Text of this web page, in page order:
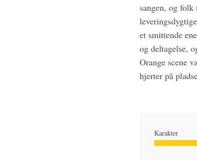
sangen, og
et smittende
og deltagelse,
Orange scene
hjerter på
Karakter